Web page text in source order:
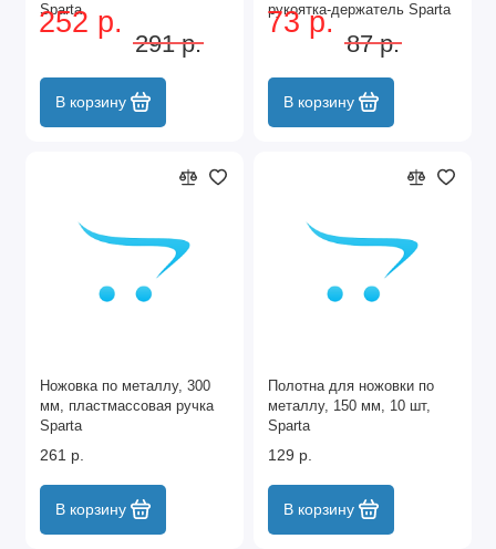
Sparta
252 р.
291 р.
В корзину
рукоятка-держатель Sparta
73 р.
87 р.
В корзину
Ножовка по металлу, 300
мм, пластмассовая ручка
Sparta
261 р.
В корзину
Полотна для ножовки по
металлу, 150 мм, 10 шт,
Sparta
129 р.
В корзину